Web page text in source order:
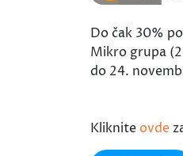
Do čak 30%
Mikro grupa
do 24.
Kliknite ovde